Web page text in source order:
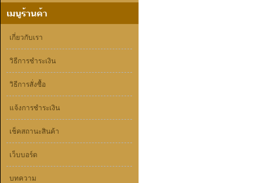
เกี่ยวกับเรา
วิธีการชำระเงิน
วิธีการสั่งซื้อ
แจ้งการชำระเงิน
เช็คสถานะสินค้า
เว็บบอร์ด
บทความ